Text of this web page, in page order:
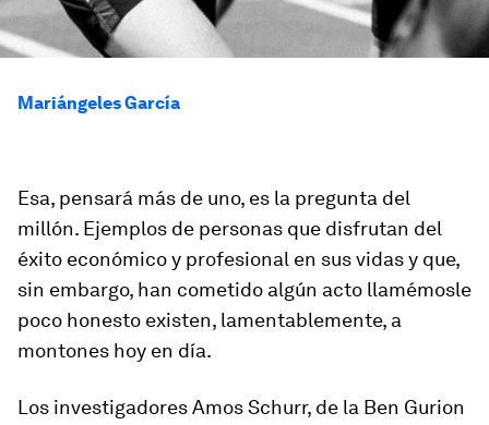
Mariángeles García
Esa, pensará más de uno, es la pregunta del
millón. Ejemplos de personas que disfrutan del
éxito económico y profesional en sus vidas y que,
sin embargo, han cometido algún acto llamémosle
poco honesto existen, lamentablemente, a
montones hoy en día.
Los investigadores Amos Schurr, de la Ben Gurion